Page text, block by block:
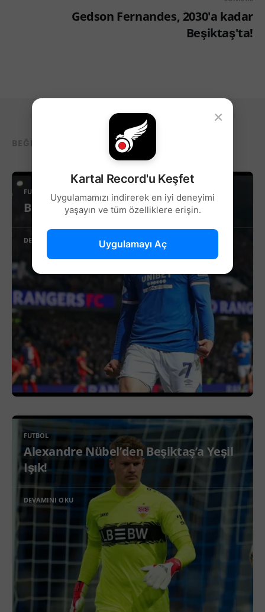
Gedson Fernandes, 2030'a kadar
Beşiktaş'ta!
BEĞENEBILECEĞIN DIĞER YAZILAR...
FUTBOL
Beşiktaş’ta Sağ Kanat İçin Yeni Aday!
DEVAMINI OKU
FUTBOL
Alexandre Nübel’den Beşiktaş’a Yeşil
Işık!
DEVAMINI OKU
×
Kartal Record'u Keşfet
Uygulamamızı indirerek en iyi deneyimi
yaşayın ve tüm özelliklere erişin.
Uygulamayı Aç